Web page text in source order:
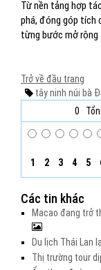
Từ nền tảng hợp
phá, đóng góp tích
từng bước mở
Trở về đầu trang
tây ninh núi bà
0
1 2 3 4 5
Các tin khác
Macao đang trở
Du lịch Thái Lan
Thị trường tour